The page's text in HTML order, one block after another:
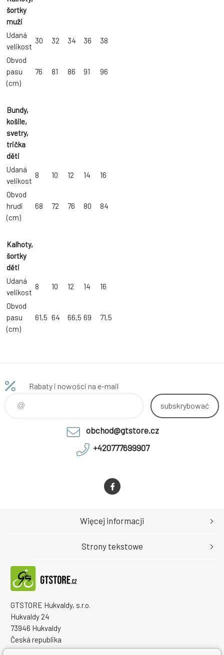
šortky
muži
Udaná
velikost
30 32 34 36 38
Obvod
pasu
(cm)
76 81 86 91 96
Bundy,
košile,
svetry,
trička
děti
Udaná
velikost
8 10 12 14 16
Obvod
hrudi
(cm)
68 72 76 80 84
Kalhoty,
šortky
děti
Udaná
velikost
8 10 12 14 16
Obvod
pasu
(cm)
61,5 64 66,5 69 71,5
Rabaty i nowości na e-mail
subskrybować
obchod@gtstore.cz
+420777699907
GTSTORE Hukvaldy, s.r.o.
Hukvaldy 24
73946 Hukvaldy
Česká republika
Numer identyfikacyjny firmy: 22259848
Więcej informacji
Strony tekstowe